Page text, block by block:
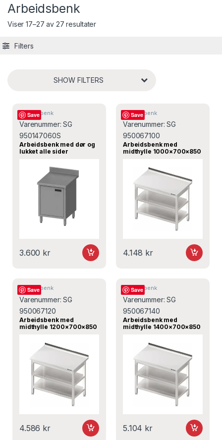
Arbeidsbenk
Viser 17–27 av 27 resultater
Filters
SHOW FILTERS
Save
Arbeidsbenk
Varenummer:SG
950147060S
Arbeidsbenk med dør og
lukket alle sider
3.600 kr
Save
Arbeidsbenk
Varenummer:SG
950067100
Arbeidsbenk med
midthylle 1000×700×850
4.148 kr
Save
Arbeidsbenk
Varenummer:SG
950067120
Arbeidsbenk med
midthylle 1200×700×850
4.586 kr
Save
Arbeidsbenk
Varenummer:SG
950067140
Arbeidsbenk med
midthylle 1400×700×850
5.104 kr